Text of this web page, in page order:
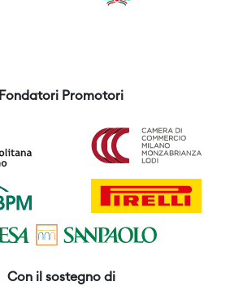
Fondatori Promotori
Con il sostegno di